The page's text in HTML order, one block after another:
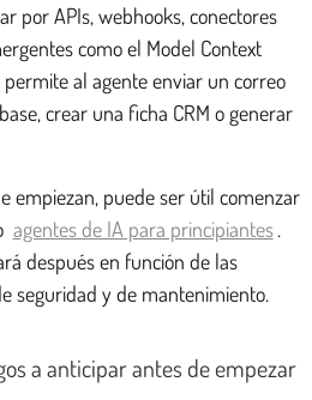
por APIs, webhooks, conectores
como el Model Context
al agente enviar un correo
crear una ficha CRM o generar
empiezan, puede ser útil comenzar
agentes de IA para principiantes .
después en función de las
seguridad y de mantenimiento.
a anticipar antes de empezar